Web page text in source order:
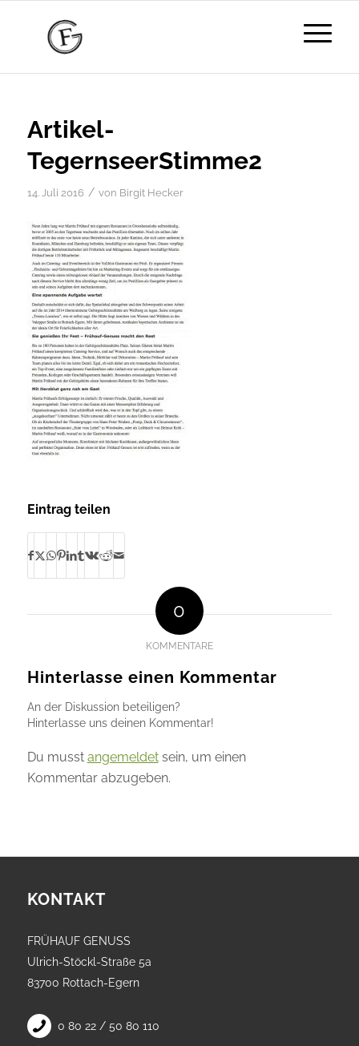
Artikel-
TegernseerStimme2
14. Juli 2016 / von Birgit Hecker
Eintrag teilen
0
KOMMENTARE
Hinterlasse einen Kommentar
An der Diskussion beteiligen?
Hinterlasse uns deinen Kommentar!
Du musst angemeldetsein, um einen
Kommentar abzugeben.
KONTAKT
FRÜHAUF GENUSS
Ulrich-Stöckl-Straße 5a
83700 Rottach-Egern
0 80 22 / 50 80 110